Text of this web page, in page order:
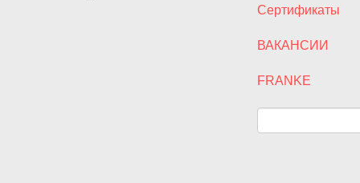
Сертификаты
ВАКАНСИИ
FRANKE